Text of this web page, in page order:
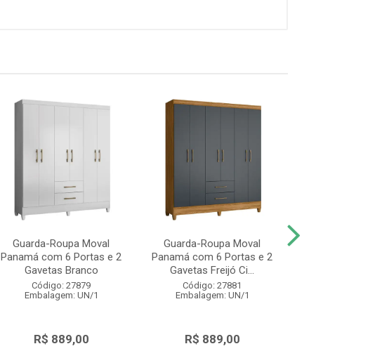
Guarda-Roupa Moval
Panamá com 6 Portas e 2
Gavetas Branco
Código: 27879
Embalagem: UN/1
R$ 889,00
Guarda-Roupa Moval
Panamá com 6 Portas e 2
Gavetas Freijó Ci...
Código: 27881
Embalagem: UN/1
R$ 889,00